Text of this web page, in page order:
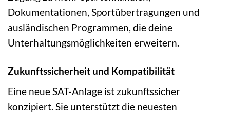
Dokumentationen, Sportübertragungen und
ausländischen Programmen, die deine
Unterhaltungsmöglichkeiten erweitern.
Zukunftssicherheit und Kompatibilität
Eine neue SAT-Anlage ist zukunftssicher
konzipiert. Sie unterstützt die neuesten